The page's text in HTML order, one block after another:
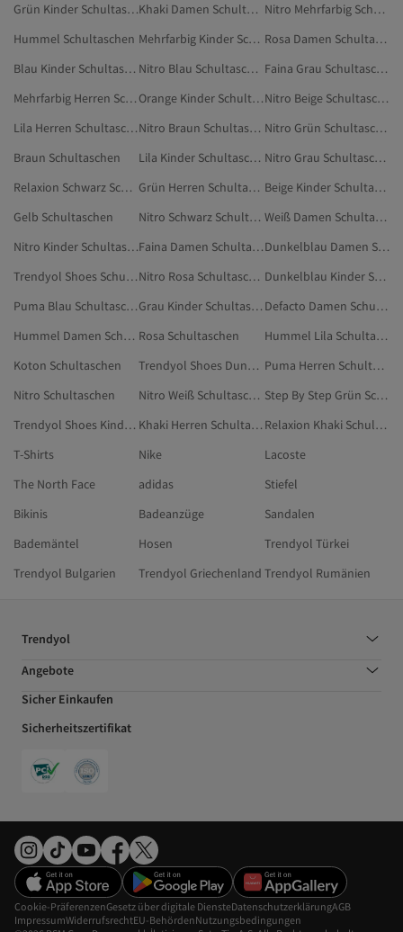
Grün Kinder Schultaschen
Khaki Damen Schultaschen
Nitro Mehrfarbig Schultaschen
Hummel Schultaschen
Mehrfarbig Kinder Schultaschen
Rosa Damen Schultaschen
Blau Kinder Schultaschen
Nitro Blau Schultaschen
Faina Grau Schultaschen
Mehrfarbig Herren Schultaschen
Orange Kinder Schultaschen
Nitro Beige Schultaschen
Lila Herren Schultaschen
Nitro Braun Schultaschen
Nitro Grün Schultaschen
Braun Schultaschen
Lila Kinder Schultaschen
Nitro Grau Schultaschen
Relaxion Schwarz Schultaschen
Grün Herren Schultaschen
Beige Kinder Schultaschen
Gelb Schultaschen
Nitro Schwarz Schultaschen
Weiß Damen Schultaschen
Nitro Kinder Schultaschen
Faina Damen Schultaschen
Dunkelblau Damen Schultaschen
Trendyol Shoes Schultaschen
Nitro Rosa Schultaschen
Dunkelblau Kinder Schultaschen
Puma Blau Schultaschen
Grau Kinder Schultaschen
Defacto Damen Schultaschen
Hummel Damen Schultaschen Rosa Schultaschen
Hummel Lila Schultaschen
Koton Schultaschen
Trendyol Shoes Dunkelblau Schultaschen
Puma Herren Schultaschen
Nitro Schultaschen
Nitro Weiß Schultaschen
Step By Step Grün Schultaschen
Trendyol Shoes Kinder Schultaschen
Khaki Herren Schultaschen
Relaxion Khaki Schultaschen
T-Shirts
Nike
Lacoste
The North Face
adidas
Stiefel
Bikinis
Badeanzüge
Sandalen
Bademäntel
Hosen
Trendyol Türkei
Trendyol Bulgarien
Trendyol Griechenland Trendyol Rumänien
Trendyol
Angebote
Sicher Einkaufen
Sicherheitszertifikat
Cookie-PräferenzenGesetz über digitale DiensteDatenschutzerklärungAGB
ImpressumWiderrufsrechtEU-BehördenNutzungsbedingungen